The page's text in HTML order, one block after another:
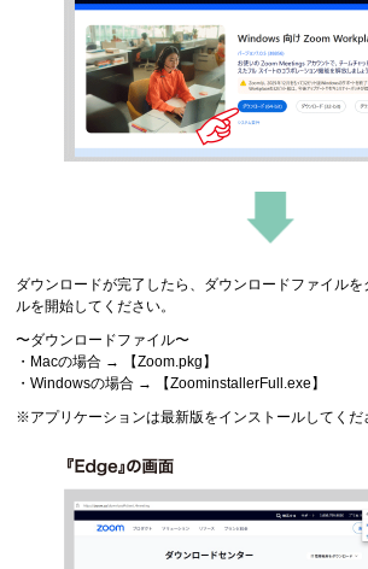
ダウンロードが完了したら、ダウンロードファイル
ルを開始してください。
〜ダウンロードファイル〜
・Macの場合 → 【Zoom.pkg】
・Windowsの場合 → 【ZoominstallerFull.exe】
※アプリケーションは最新版をインストールしてくだ